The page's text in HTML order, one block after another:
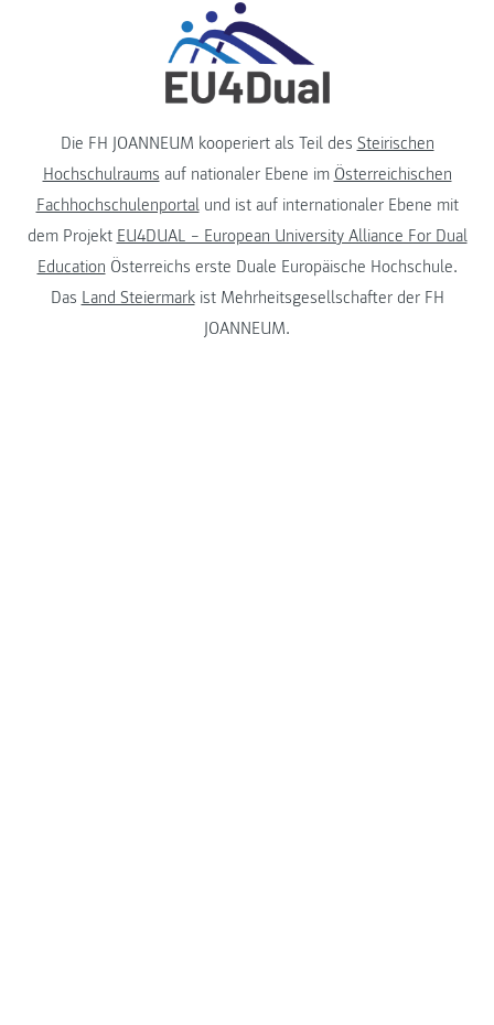
Die FH JOANNEUM kooperiert als Teil des Steirischen
Hochschulraums auf nationaler Ebene im Österreichischen
Fachhochschulenportalund ist auf internationaler Ebene mit
dem Projekt EU4DUAL – European University Alliance For Dual
Education Österreichs erste Duale Europäische Hochschule.
Das Land Steiermarkist Mehrheitsgesellschafter der FH
JOANNEUM.